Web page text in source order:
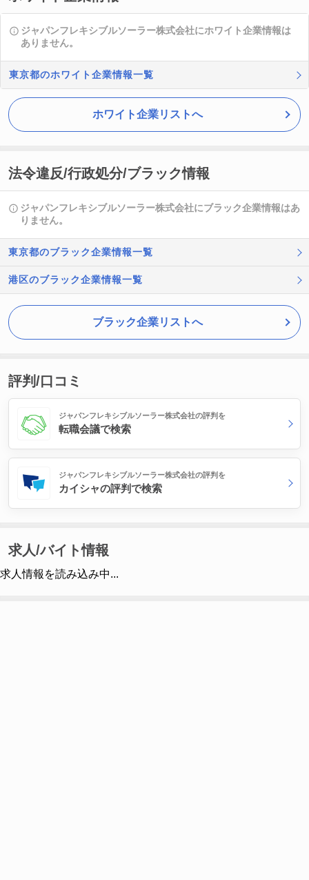
ジャパンフレキシブルソーラー株式会社にホワイト企業情報は
ありません。
東京都のホワイト企業情報一覧
ホワイト企業リストへ
法令違反/行政処分/ブラック情報
ジャパンフレキシブルソーラー株式会社にブラック企業情報はあ
りません。
東京都のブラック企業情報一覧
港区のブラック企業情報一覧
ブラック企業リストへ
評判/口コミ
ジャパンフレキシブルソーラー株式会社の評判を
転職会議で検索
ジャパンフレキシブルソーラー株式会社の評判を
カイシャの評判で検索
求人/バイト情報
求人情報を読み込み中...